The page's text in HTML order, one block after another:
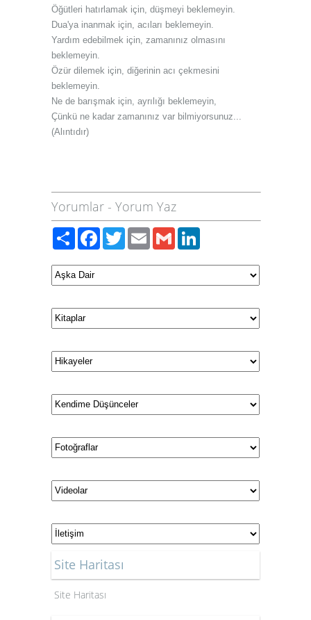
Öğütleri hatırlamak için, düşmeyi beklemeyin.
Dua'ya inanmak için, acıları beklemeyin.
Yardım edebilmek için, zamanınız olmasını
beklemeyin.
Özür dilemek için, diğerinin acı çekmesini
beklemeyin.
Ne de barışmak için, ayrılığı beklemeyin,
Çünkü ne kadar zamanınız var bilmiyorsunuz...
(Alıntıdır)
Yorumlar - Yorum Yaz
PaylaşFacebook
TwitterEmailGmail
Site Haritası
Site Haritası